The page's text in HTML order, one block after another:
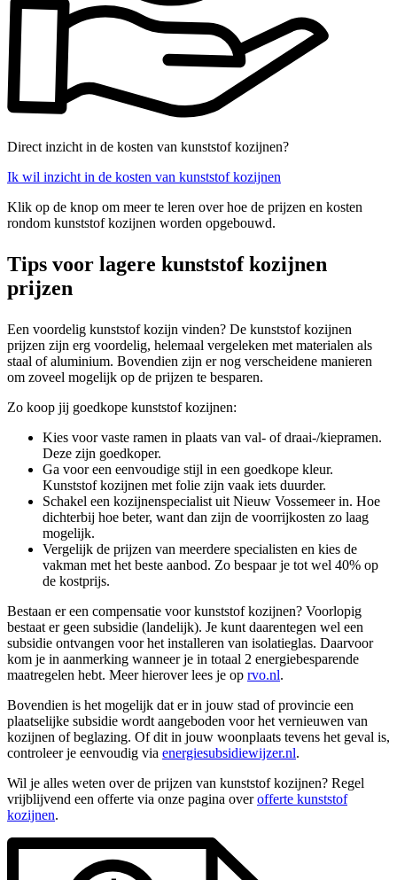
Direct inzicht in de kosten van kunststof kozijnen?
Ik wil inzicht in de kosten van kunststof kozijnen
Klik op de knop om meer te leren over hoe de prijzen en kosten
rondom kunststof kozijnen worden opgebouwd.
Tips voor lagere kunststof kozijnen
prijzen
Een voordelig kunststof kozijn vinden? De kunststof kozijnen
prijzen zijn erg voordelig, helemaal vergeleken met materialen als
staal of aluminium. Bovendien zijn er nog verscheidene manieren
om zoveel mogelijk op de prijzen te besparen.
Zo koop jij goedkope kunststof kozijnen:
Kies voor vaste ramen in plaats van val- of draai-/kiepramen.
Deze zijn goedkoper.
Ga voor een eenvoudige stijl in een goedkope kleur.
Kunststof kozijnen met folie zijn vaak iets duurder.
Schakel een kozijnenspecialist uit Nieuw Vossemeer in. Hoe
dichterbij hoe beter, want dan zijn de voorrijkosten zo laag
mogelijk.
Vergelijk de prijzen van meerdere specialisten en kies de
vakman met het beste aanbod. Zo bespaar je tot wel 40% op
de kostprijs.
Bestaan er een compensatie voor kunststof kozijnen? Voorlopig
bestaat er geen subsidie (landelijk). Je kunt daarentegen wel een
subsidie ontvangen voor het installeren van isolatieglas. Daarvoor
kom je in aanmerking wanneer je in totaal 2 energiebesparende
maatregelen hebt. Meer hierover lees je op rvo.nl.
Bovendien is het mogelijk dat er in jouw stad of provincie een
plaatselijke subsidie wordt aangeboden voor het vernieuwen van
kozijnen of beglazing. Of dit in jouw woonplaats tevens het geval is,
controleer je eenvoudig via energiesubsidiewijzer.nl.
Wil je alles weten over de prijzen van kunststof kozijnen? Regel
vrijblijvend een offerte via onze pagina overofferte kunststof
kozijnen.